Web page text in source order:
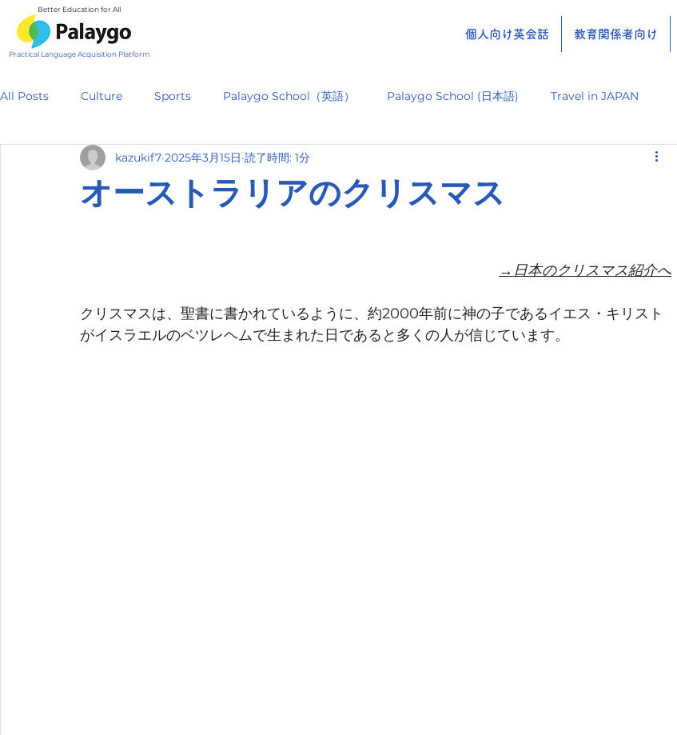
Better Education for All
Practical Language Acquisition Platform
個人向け英会話 教育関係者向け
All Posts Culture Sports Palaygo School（英語） Palaygo School (日本語) Travel in JAPAN
オーストラリアのクリスマス
kazukif7 2025年3月15日 読了時間: 1分
→日本のクリスマス紹介へ
クリスマスは、聖書に書かれているように、約2000年前に神の子であるイエス・キリスト
がイスラエルのベツレヘムで生まれた日であると多くの人が信じています。